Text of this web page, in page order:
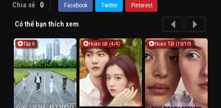
Chia sẻ 0 Facebook Twitter Pinterest
Có thể bạn thích xem
Tập 6 Hoàn tất (4/4) Hoàn Tất (10/10)